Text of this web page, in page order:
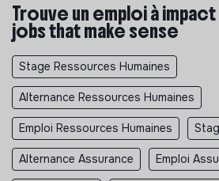
Trouve un emploi à
jobs that make sense
Stage Ressources Humaines
Alternance Ressources Humaines
Emploi Ressources Humaines
Alternance Assurance Emploi